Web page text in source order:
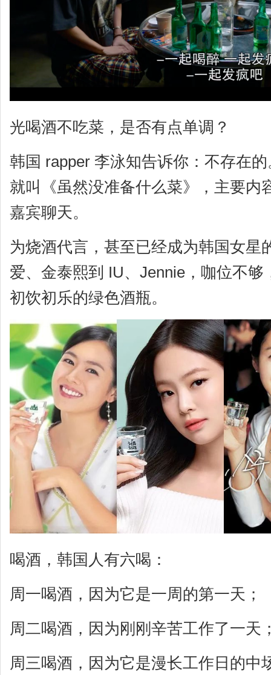
光喝酒不吃菜，是否有点单调？
韩国 rapper 李泳知告诉你：不存在
就叫《虽然没准备什么菜》，主要内
嘉宾聊天。
为烧酒代言，甚至已经成为韩国女星
爱、金泰熙到 IU、Jennie，咖位不
初饮初乐的绿色酒瓶。
喝酒，韩国人有六喝：
周一喝酒，因为它是一周的第一天；
周二喝酒，因为刚刚辛苦工作了一天
周三喝酒，因为它是漫长工作日的中